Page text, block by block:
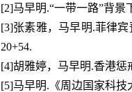
[2]马早明.“一带一路”背景
[3]张素雅，马早明.菲律
20+54.
[4]胡雅婷，马早明.香港惩
[5]马早明.《周边国家科技